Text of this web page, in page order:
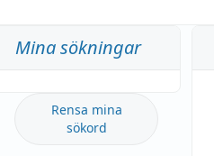
Mina sökningar
Rensa mina
sökord